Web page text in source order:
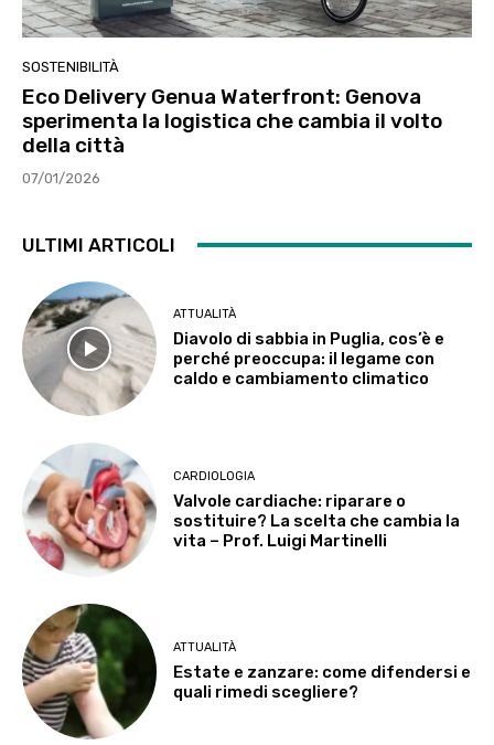
SOSTENIBILITÀ
Eco Delivery Genua Waterfront: Genova
sperimenta la logistica che cambia il volto
della città
07/01/2026
ULTIMI ARTICOLI
ATTUALITÀ
Diavolo di sabbia in Puglia, cos’è e
perché preoccupa: il legame con
caldo e cambiamento climatico
CARDIOLOGIA
Valvole cardiache: riparare o
sostituire? La scelta che cambia la
vita – Prof. Luigi Martinelli
ATTUALITÀ
Estate e zanzare: come difendersi e
quali rimedi scegliere?